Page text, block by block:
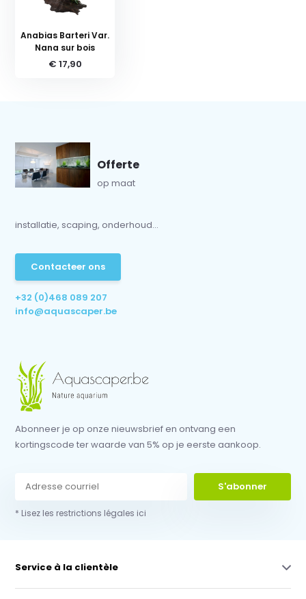
Anabias Barteri Var.
Nana sur bois
€ 17,90
Offerte
op maat
installatie, scaping, onderhoud...
Contacteer ons
+32 (0)468 089 207
info@aquascaper.be
Abonneer je op onze nieuwsbrief en ontvang een
kortingscode ter waarde van 5% op je eerste aankoop.
S'abonner
* Lisez les restrictions légales ici
Service à la clientèle